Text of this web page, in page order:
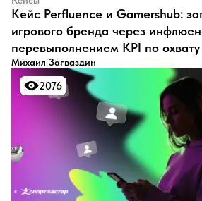
Кейс Perfluence и Gamershub:
игрового бренда через
перевыполнением KPI по
Михаил Загваздин
2076
2076